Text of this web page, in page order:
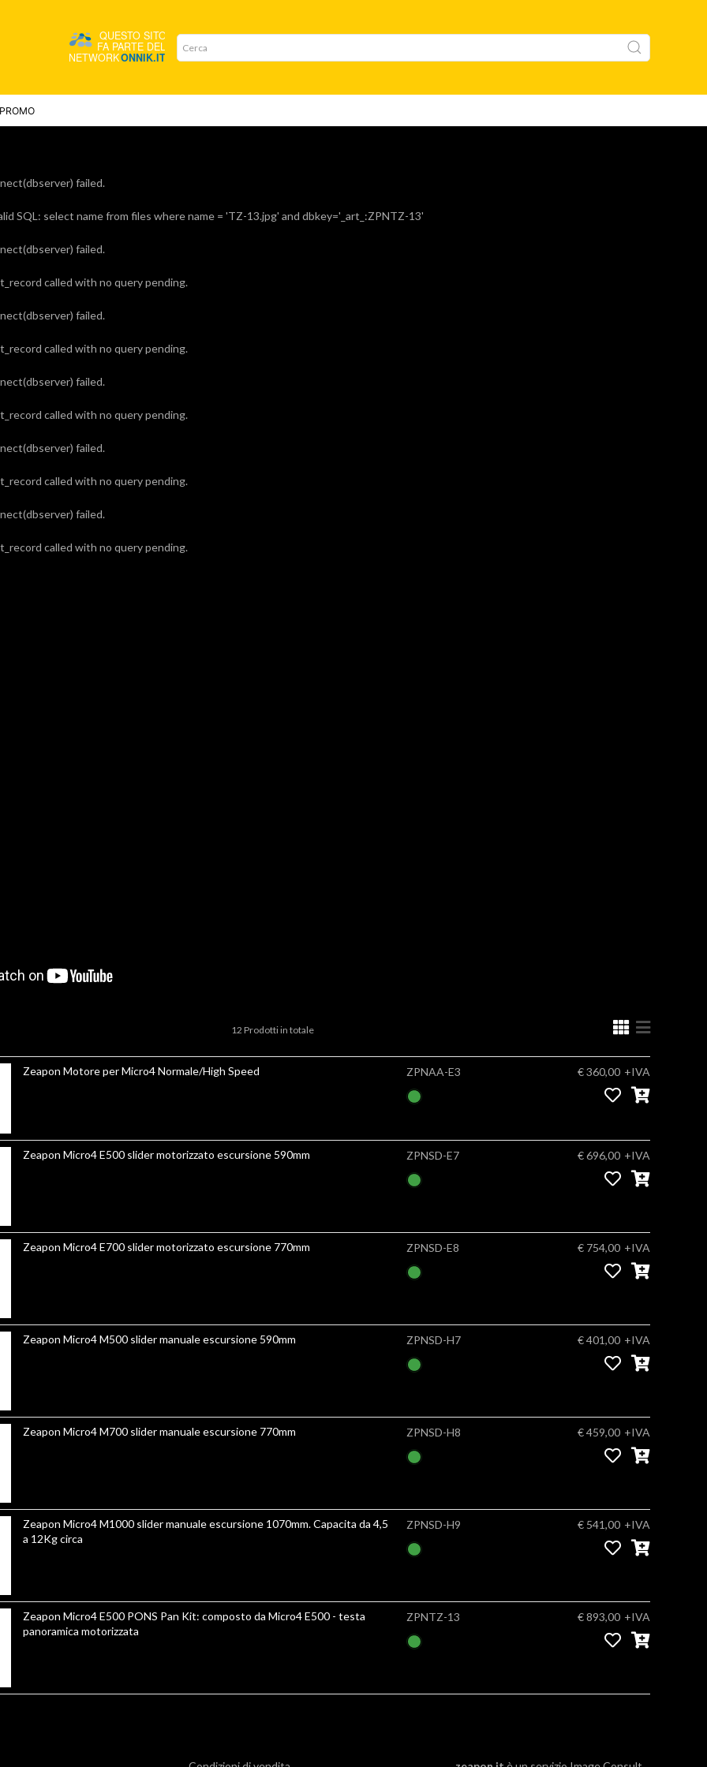
PROMO
failed.
SQL: select name from files where name = 'TZ-13.jpg' and dbkey='_art_:ZPNTZ-13'
failed.
called with no query pending.
failed.
called with no query pending.
failed.
called with no query pending.
failed.
called with no query pending.
failed.
called with no query pending.
12 Prodotti in totale
Zeapon Motore per Micro4 Normale/High Speed ZPNAA-E3 € 360,00 +IVA
Zeapon Micro4 E500 slider motorizzato escursione 590mm ZPNSD-E7 € 696,00 +IVA
Zeapon Micro4 E700 slider motorizzato escursione 770mm ZPNSD-E8 € 754,00 +IVA
Zeapon Micro4 M500 slider manuale escursione 590mm ZPNSD-H7 € 401,00 +IVA
Zeapon Micro4 M700 slider manuale escursione 770mm ZPNSD-H8 € 459,00 +IVA
Zeapon Micro4 M1000 slider manuale escursione 1070mm. Capacita da 4,5
a 12Kg circa
ZPNSD-H9 € 541,00 +IVA
Zeapon Micro4 E500 PONS Pan Kit: composto da Micro4 E500 - testa
panoramica motorizzata
ZPNTZ-13 € 893,00 +IVA